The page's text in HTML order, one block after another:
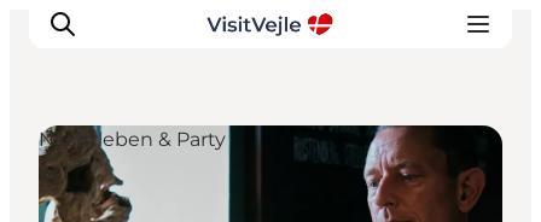
Erlebnisse
Nachtleben & Party